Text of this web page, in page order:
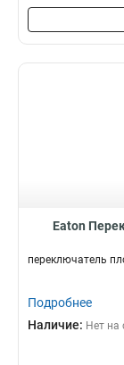
Eaton
переключатель
Подробнее
Наличие: Нет на